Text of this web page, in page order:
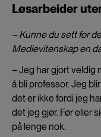
Løsarbeider
– Kunne du sett for
Medievitenskap en
– Jeg har gjort veldig
å bli professor. Jeg
det er ikke fordi jeg
det jeg gjør. Før eller
på lenge nok.